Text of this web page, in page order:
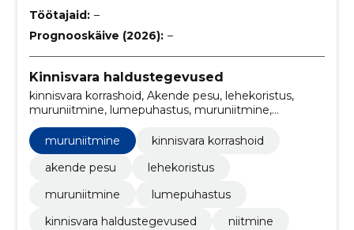
Töötajaid: –
Prognooskäive (2026): –
Kinnisvara haldustegevused
kinnisvara korrashoid, Akende pesu, lehekoristus,
muruniitmine, lumepuhastus, muruniitmine,
kinnisvara haldustegevused, niitmine, muru
hooldamine, lehtede koristus
muruniitmine
kinnisvara korrashoid
akende pesu
lehekoristus
muruniitmine
lumepuhastus
kinnisvara haldustegevused
niitmine